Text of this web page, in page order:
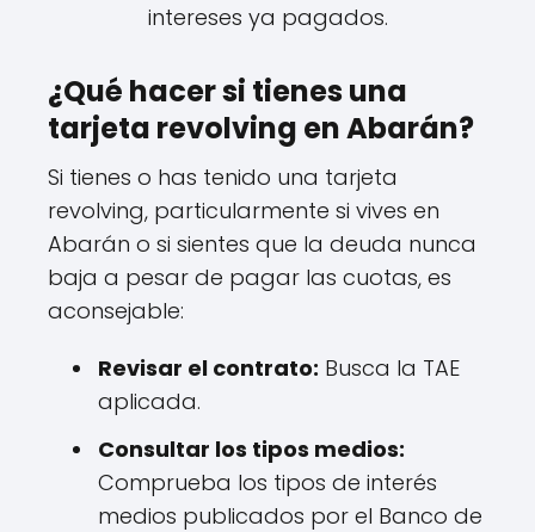
intereses ya pagados.
¿Qué hacer si tienes una
tarjeta revolving en Abarán?
Si tienes o has tenido una tarjeta
revolving, particularmente si vives en
Abarán o si sientes que la deuda nunca
baja a pesar de pagar las cuotas, es
aconsejable:
Revisar el contrato: Busca la TAE
aplicada.
Consultar los tipos medios:
Comprueba los tipos de interés
medios publicados por el Banco de